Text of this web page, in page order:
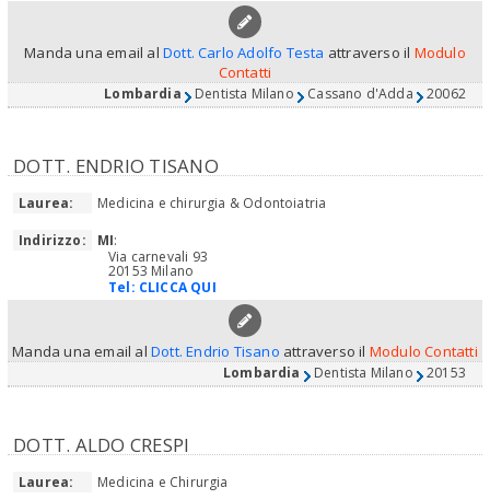
Manda una email al Dott. Carlo Adolfo Testa attraverso il Modulo
Contatti
Lombardia Dentista Milano Cassano d'Adda 20062
DOTT. ENDRIO TISANO
Laurea:
Medicina e chirurgia & Odontoiatria
Indirizzo:
MI:
Via carnevali 93
20153 Milano
Tel: CLICCA QUI
Manda una email alDott. Endrio Tisano attraverso il Modulo Contatti
Lombardia Dentista Milano 20153
DOTT. ALDO CRESPI
Laurea: Medicina e Chirurgia